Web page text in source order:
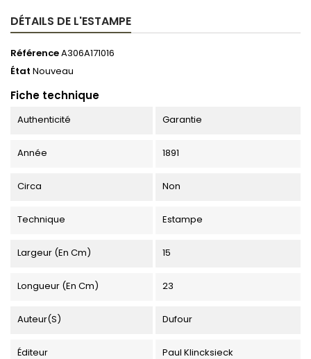
DÉTAILS DE L'ESTAMPE
RéférenceA306A171016
État Nouveau
Fiche technique
Authenticité Garantie
Année 1891
Circa Non
Technique Estampe
Largeur (en Cm) 15
Longueur (en Cm) 23
Auteur(s) Dufour
Éditeur Paul Klincksieck